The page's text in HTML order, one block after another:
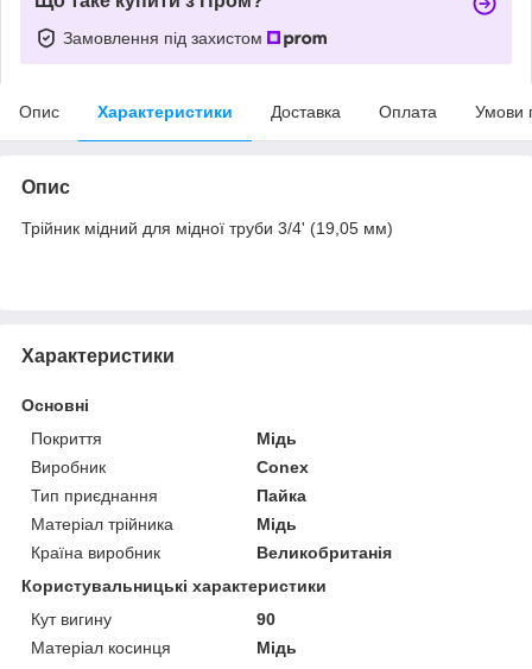
Замовлення під захистом
Опис Характеристики Доставка Оплата Умови
Опис
Трійник мідний для мідної труби 3/4' (19,05 мм)
Характеристики
Основні
Покриття
Мідь
Виробник
Conex
Тип приєднання
Пайка
Матеріал трійника
Мідь
Країна виробник
Великобританія
Користувальницькі характеристики
Кут вигину
90
Матеріал косинця
Мідь